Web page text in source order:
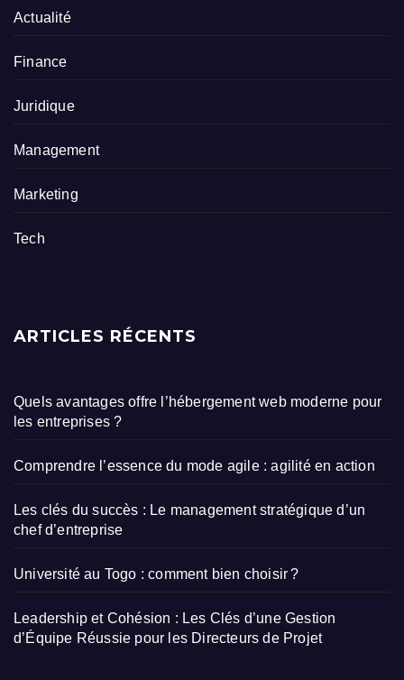
Actualité
Finance
Juridique
Management
Marketing
Tech
ARTICLES RÉCENTS
Quels avantages offre l’hébergement web moderne pour
les entreprises ?
Comprendre l’essence du mode agile : agilité en action
Les clés du succès : Le management stratégique d’un
chef d’entreprise
Université au Togo : comment bien choisir ?
Leadership et Cohésion : Les Clés d’une Gestion
d’Équipe Réussie pour les Directeurs de Projet